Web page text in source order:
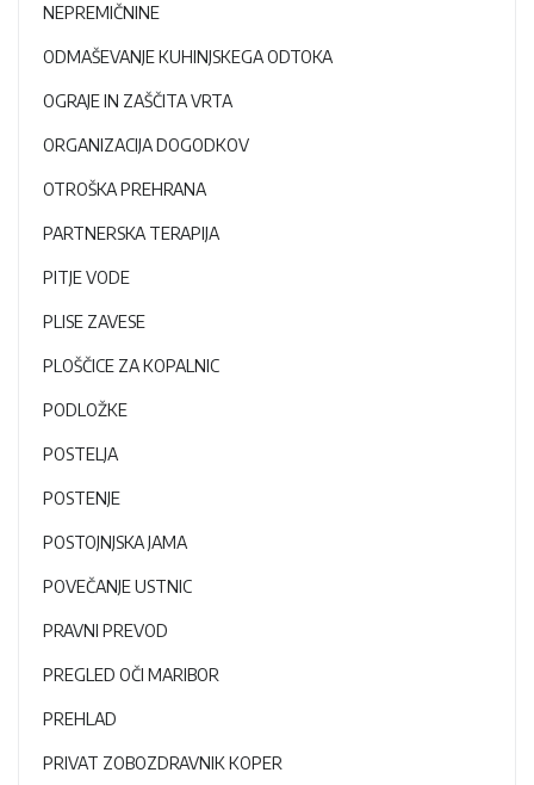
NEPREMIČNINE
ODMAŠEVANJE KUHINJSKEGA ODTOKA
OGRAJE IN ZAŠČITA VRTA
ORGANIZACIJA DOGODKOV
OTROŠKA PREHRANA
PARTNERSKA TERAPIJA
PITJE VODE
PLISE ZAVESE
PLOŠČICE ZA KOPALNIC
PODLOŽKE
POSTELJA
POSTENJE
POSTOJNJSKA JAMA
POVEČANJE USTNIC
PRAVNI PREVOD
PREGLED OČI MARIBOR
PREHLAD
PRIVAT ZOBOZDRAVNIK KOPER